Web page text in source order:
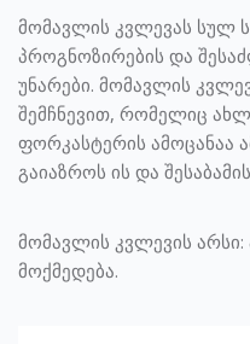
მომავლის კვლევას სულ
პროგნოზირების და
უნარები. მომავლის
შემჩნევით, რომელიც
ფორკასტერის ამოცანაა
გაიაზროს ის და
მომავლის კვლევის არსი:
მოქმედება.